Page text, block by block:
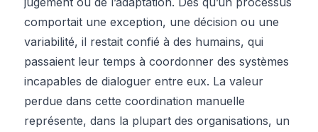
comportait une exception, une décision ou une
variabilité, il restait confié à des humains, qui
passaient leur temps à coordonner des systèmes
incapables de dialoguer entre eux. La valeur
perdue dans cette coordination manuelle
représente, dans la plupart des organisations, un